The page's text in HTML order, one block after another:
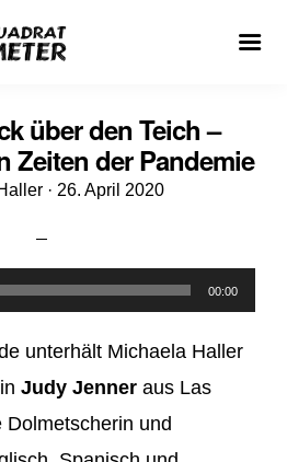
über den Teich –
Zeiten der Pandemie
· Veröffentlicht
26. April 2020
00:00
unterhält Michaela Haller
Judy Jenneraus Las
Dolmetscherin und